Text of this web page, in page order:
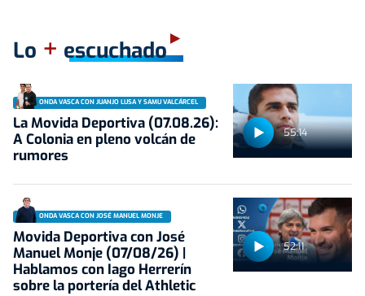
Lo + escuchado
55:14
ONDA VASCA CON JUANJO LUSA Y SAMU VALCÁRCEL
La Movida Deportiva (07.08.26):
A Colonia en pleno volcán de
rumores
52:11
ONDA VASCA CON JOSÉ MANUEL MONJE
Movida Deportiva con José
Manuel Monje (07/08/26) |
Hablamos con Iago Herrerín
sobre la portería del Athletic